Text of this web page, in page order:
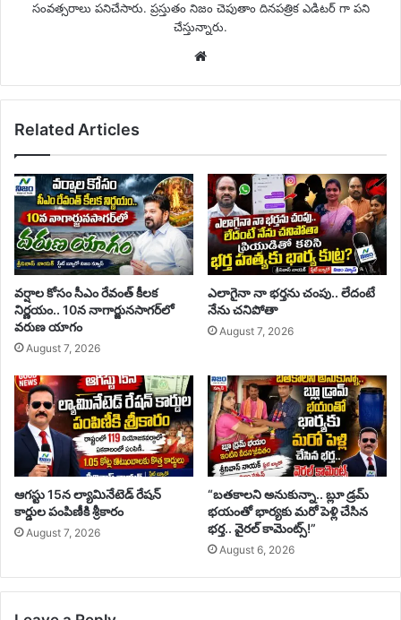
సంవత్సరాలు పనిచేసారు. ప్రస్తుతం నిజం చెపుతాం దినపత్రిక ఎడిటర్ గా పని
చేస్తున్నారు.
Related Articles
వర్షాల కోసం సీఎం రేవంత్ కీలక
నిర్ణయం.. 10న నాగార్జునసాగర్‌లో
వరుణ యాగం
August 7, 2026
ఎలాగైనా నా భర్తను చంపు.. లేదంటే
నేను చనిపోతా
August 7, 2026
ఆగస్టు 15న ల్యామినేటెడ్ రేషన్
కార్డుల పంపిణీకి శ్రీకారం
August 7, 2026
“బతకాలని అనుకున్నా.. బ్లూ డ్రమ్
భయంతో భార్యకు మరో పెళ్లి చేసిన
భర్త.. వైరల్ కామెంట్స్!”
August 6, 2026